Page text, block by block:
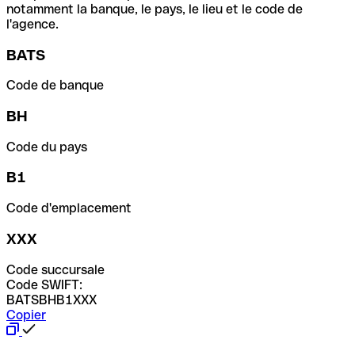
notamment la banque, le pays, le lieu et le code de
l'agence.
BATS
Code de banque
BH
Code du pays
B1
Code d'emplacement
XXX
Code succursale
Code SWIFT:
BATSBHB1XXX
Copier